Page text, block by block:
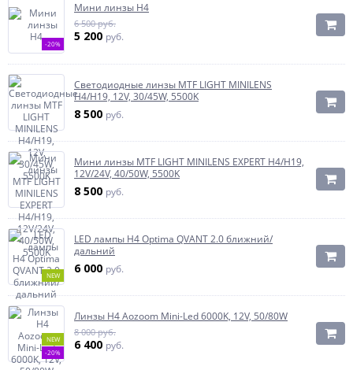
-20%
Мини линзы H4
6 500 руб.
5 200 руб.
Светодиодные линзы MTF LIGHT MINILENS
H4/H19, 12V, 30/45W, 5500K
8 500 руб.
Мини линзы MTF LIGHT MINILENS EXPERT H4/H19,
12V/24V, 40/50W, 5500K
8 500 руб.
NEW
LED лампы H4 Optima QVANT 2.0 ближний/
дальний
6 000 руб.
NEW
-20%
Линзы H4 Aozoom Mini-Led 6000K, 12V, 50/80W
8 000 руб.
6 400 руб.